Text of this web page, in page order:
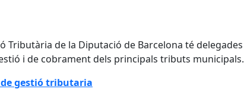
Tributària de la Diputació de Barcelona té delegades
i de cobrament dels principals tributs municipals.
gestió tributaria